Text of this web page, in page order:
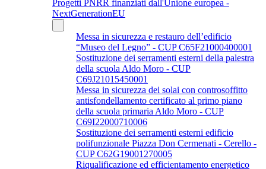
Progetti PNRR finanziati dall'Unione europea -
NextGenerationEU
Messa in sicurezza e restauro dell’edificio
“Museo del Legno” - CUP C65F21000400001
Sostituzione dei serramenti esterni della palestra
della scuola Aldo Moro - CUP
C69J21015450001
Messa in sicurezza dei solai con controsoffitto
antisfondellamento certificato al primo piano
della scuola primaria Aldo Moro - CUP
C69I22000710006
Sostituzione dei serramenti esterni edificio
polifunzionale Piazza Don Cermenati - Cerello -
CUP C62G19001270005
Riqualificazione ed efficientamento energetico